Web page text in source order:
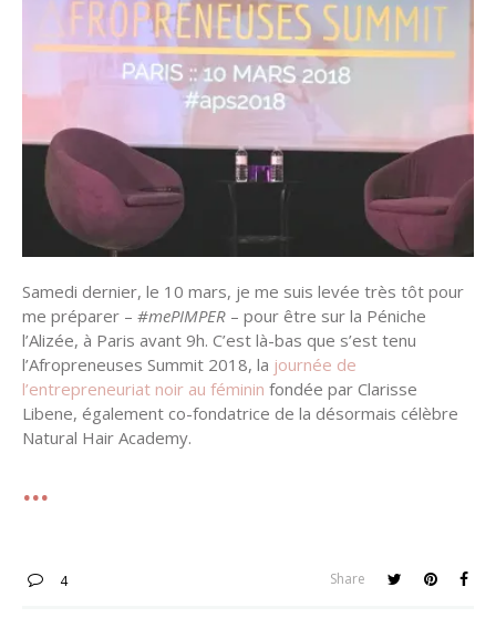
Samedi dernier, le 10 mars, je me suis levée très tôt pour
me préparer – #mePIMPER – pour être sur la Péniche
l’Alizée, à Paris avant 9h. C’est là-bas que s’est tenu
l’Afropreneuses Summit 2018, la journée de
l’entrepreneuriat noir au féminin fondée par Clarisse
Libene, également co-fondatrice de la désormais célèbre
Natural Hair Academy.
4 Share